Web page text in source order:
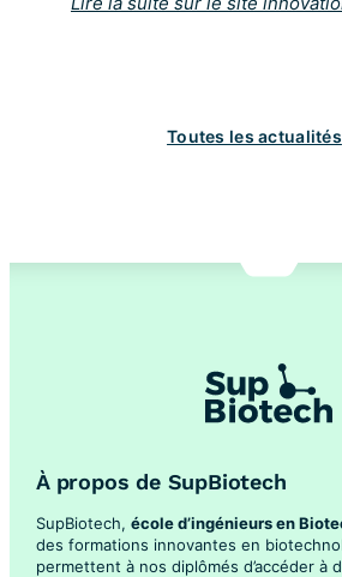
Toutes les actualités
À propos de SupBiotech
SupBiotech, école d’ingénieurs en
des formations innovantes en
permettent à nos diplômés d’accéder à